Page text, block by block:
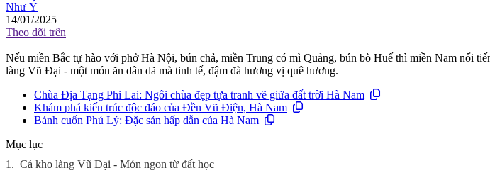
Như Ý
14/01/2025
Theo dõi trên
Nếu miền Bắc tự hào với phở Hà Nội, bún chả, miền Trung có mì Quảng, bún bò Huế thì miền Nam nổi
làng Vũ Đại - một món ăn dân dã mà tinh tế, đậm đà hương vị quê hương.
Chùa Địa Tạng Phi Lai: Ngôi chùa đẹp tựa tranh vẽ giữa đất trời Hà Nam
Khám phá kiến trúc độc đáo của Đền Vũ Điện, Hà Nam
Bánh cuốn Phủ Lý: Đặc sản hấp dẫn của Hà Nam
Mục lục
1. Cá kho làng Vũ Đại - Món ngon từ đất học